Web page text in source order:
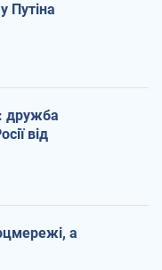
Путіна
дружба
від
а